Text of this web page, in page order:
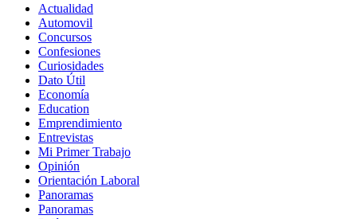
Actualidad
Automovil
Concursos
Confesiones
Curiosidades
Dato Útil
Economía
Education
Emprendimiento
Entrevistas
Mi Primer Trabajo
Opinión
Orientación Laboral
Panoramas
Panoramas